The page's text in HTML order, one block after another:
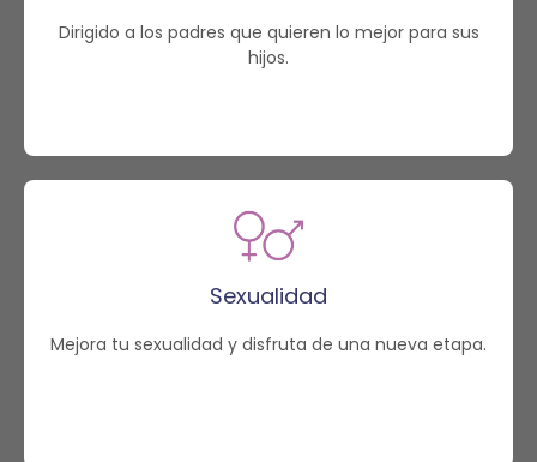
Dirigido a los padres que quieren lo mejor para sus
hijos.
Sexualidad
Mejora tu sexualidad y disfruta de una nueva etapa.